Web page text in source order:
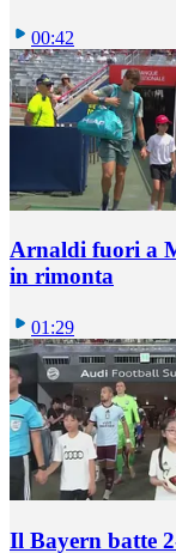
00:42
Arnaldi fuori a
in rimonta
01:29
Il Bayern batte